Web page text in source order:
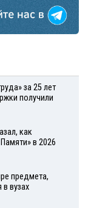
за 25 лет
получили
как
в 2026
предмета,
вузах